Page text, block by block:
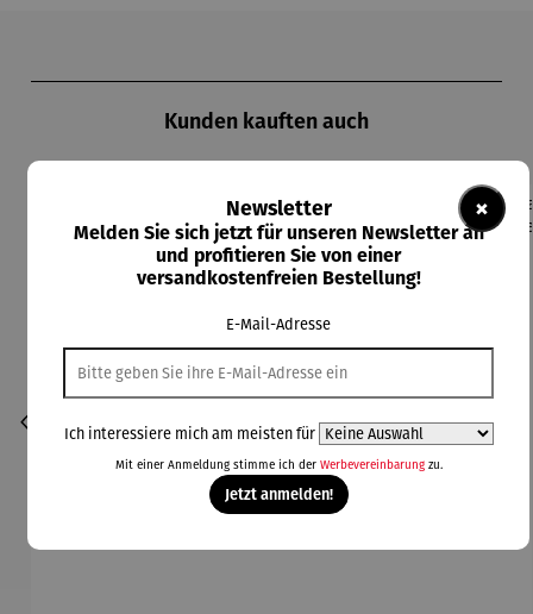
Kunden kauften auch
×
Newsletter
Melden Sie sich jetzt für unseren Newsletter an
und profitieren Sie von einer
versandkostenfreien Bestellung!
E-Mail-Adresse
Ich interessiere mich am meisten für
Mit einer Anmeldung stimme ich der Werbevereinbarungzu.
Jetzt anmelden!